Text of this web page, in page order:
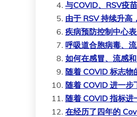
与COVID、RSV疫
由于 RSV 持续升高
疾病预防控制中心
呼吸道合胞病毒、
如何在感冒、流感
随着 COVID 标志
随着 COVID 进一
随着 COVID 指标
在经历了四年的